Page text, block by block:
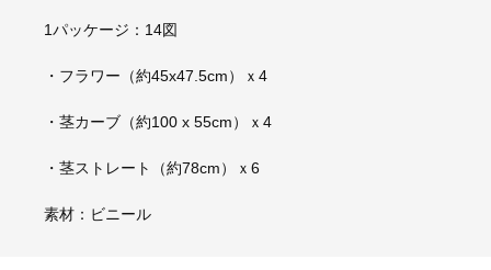
1パッケージ：14図
・フラワー（約45x47.5cm）ｘ4
・茎カーブ（約100 x 55cm）ｘ4
・茎ストレート（約78cm）ｘ6
素材：ビニール